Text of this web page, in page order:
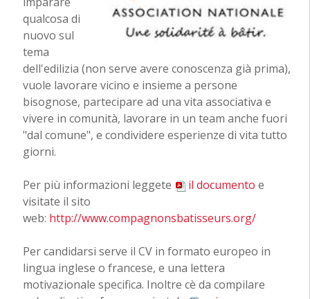
qualcosa di
nuovo sul
tema
dell'edilizia (non serve avere conoscenza già prima),
vuole lavorare vicino e insieme a persone
bisognose, partecipare ad una vita associativa e
vivere in comunità, lavorare in un team anche fuori
"dal comune", e condividere esperienze di vita tutto
giorni.
Per più informazioni leggete il documento e
visitate il sito
web: http://www.compagnonsbatisseurs.org/
Per candidarsi serve il CV in formato europeo in
lingua inglese o francese, e una lettera
motivazionale specifica. Inoltre cè da compilare